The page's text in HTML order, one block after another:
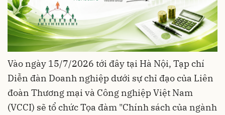
Vào ngày 15/7/2026 tới đây tại Hà Nội, Tạp chí
Diễn đàn Doanh nghiệp dưới sự chỉ đạo của Liên
đoàn Thương mại và Công nghiệp Việt Nam
(VCCI) sẽ tổ chức Tọa đàm "Chính sách của ngành